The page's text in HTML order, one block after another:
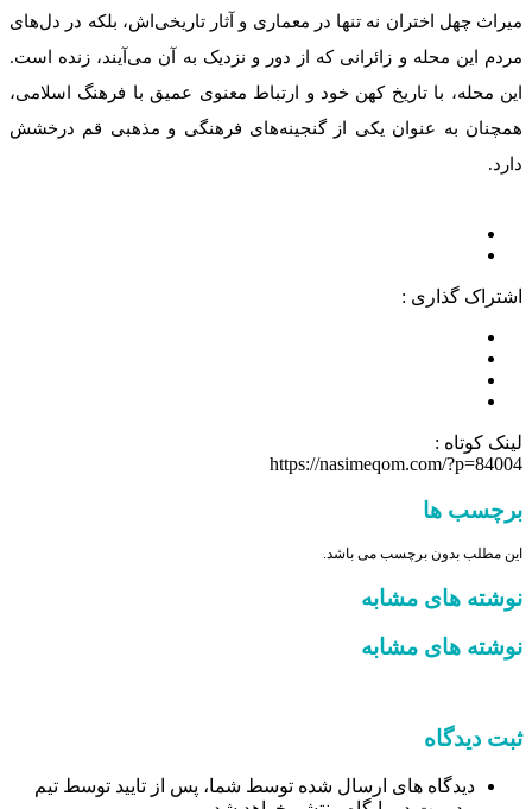
میراث چهل اختران نه تنها در معماری و آثار تاریخی‌اش، بلکه در دل‌های
مردم این محله و زائرانی که از دور و نزدیک به آن می‌آیند، زنده است.
این محله، با تاریخ کهن خود و ارتباط معنوی عمیق با فرهنگ اسلامی،
همچنان به عنوان یکی از گنجینه‌های فرهنگی و مذهبی قم درخشش
دارد.
اشتراک گذاری :
لینک کوتاه :
https://nasimeqom.com/?p=84004
برچسب ها
این مطلب بدون برچسب می باشد.
نوشته های مشابه
نوشته های مشابه
ثبت دیدگاه
دیدگاه های ارسال شده توسط شما، پس از تایید توسط تیم